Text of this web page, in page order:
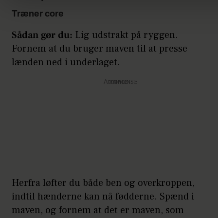
Træner core
Sådan gør du: Lig udstrakt på ryggen.
Fornem at du bruger maven til at presse
lænden ned i underlaget.
Annonce
Herfra løfter du både ben og overkroppen,
indtil hænderne kan nå fødderne. Spænd i
maven, og fornem at det er maven, som